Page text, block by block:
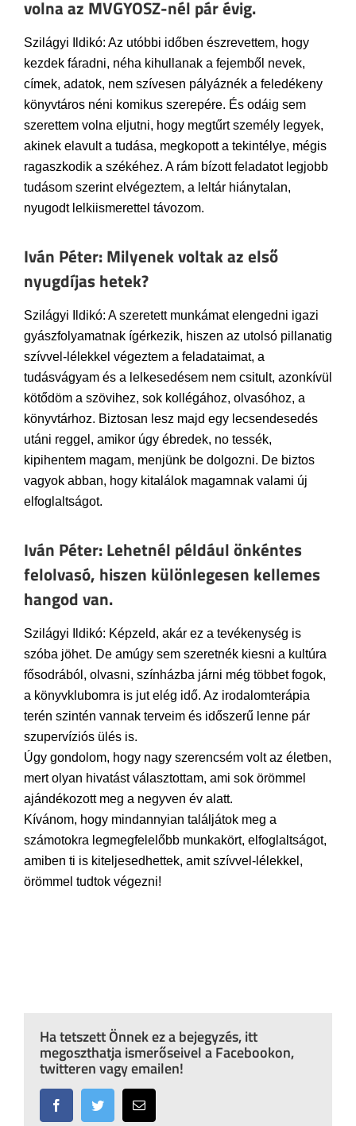
volna az MVGYOSZ-nél pár évig.
Szilágyi Ildikó: Az utóbbi időben észrevettem, hogy
kezdek fáradni, néha kihullanak a fejemből nevek,
címek, adatok, nem szívesen pályáznék a feledékeny
könyvtáros néni komikus szerepére. És odáig sem
szerettem volna eljutni, hogy megtűrt személy legyek,
akinek elavult a tudása, megkopott a tekintélye, mégis
ragaszkodik a székéhez. A rám bízott feladatot legjobb
tudásom szerint elvégeztem, a leltár hiánytalan,
nyugodt lelkiismerettel távozom.
Iván Péter: Milyenek voltak az első
nyugdíjas hetek?
Szilágyi Ildikó: A szeretett munkámat elengedni igazi
gyászfolyamatnak ígérkezik, hiszen az utolsó pillanatig
szívvel-lélekkel végeztem a feladataimat, a
tudásvágyam és a lelkesedésem nem csitult, azonkívül
kötődöm a szövihez, sok kollégához, olvasóhoz, a
könyvtárhoz. Biztosan lesz majd egy lecsendesedés
utáni reggel, amikor úgy ébredek, no tessék,
kipihentem magam, menjünk be dolgozni. De biztos
vagyok abban, hogy kitalálok magamnak valami új
elfoglaltságot.
Iván Péter: Lehetnél például önkéntes
felolvasó, hiszen különlegesen kellemes
hangod van.
Szilágyi Ildikó: Képzeld, akár ez a tevékenység is
szóba jöhet. De amúgy sem szeretnék kiesni a kultúra
fősodrából, olvasni, színházba járni még többet fogok,
a könyvklubomra is jut elég idő. Az irodalomterápia
terén szintén vannak terveim és időszerű lenne pár
szupervíziós ülés is.
Úgy gondolom, hogy nagy szerencsém volt az életben,
mert olyan hivatást választottam, ami sok örömmel
ajándékozott meg a negyven év alatt.
Kívánom, hogy mindannyian találjátok meg a
számotokra legmegfelelőbb munkakört, elfoglaltságot,
amiben ti is kiteljesedhettek, amit szívvel-lélekkel,
örömmel tudtok végezni!
Ha tetszett Önnek ez a bejegyzés, itt
megoszthatja ismerőseivel a Facebookon,
twitteren vagy emailen!
FacebookTwitter Email: